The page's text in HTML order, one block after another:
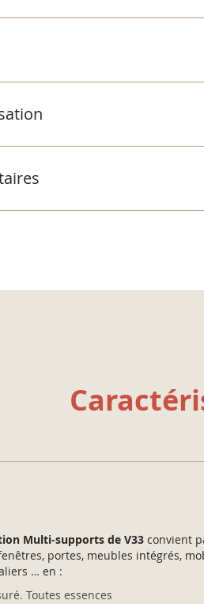
Multi-supports de V33 convient
portes, meubles intégrés,
… en :
Toutes essences